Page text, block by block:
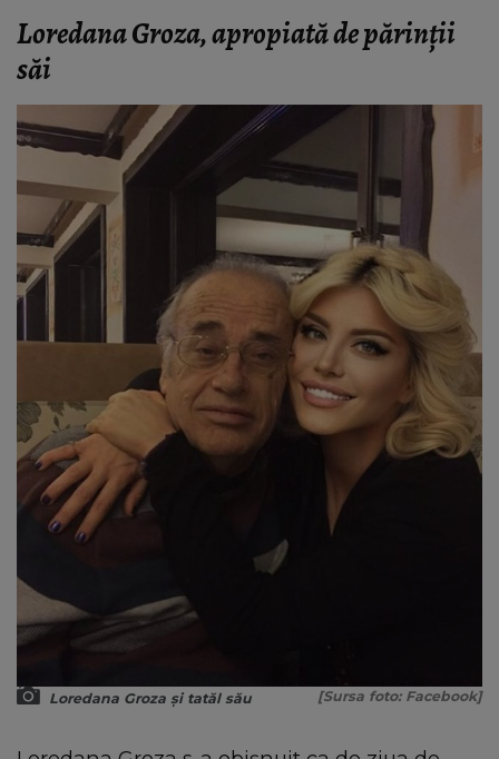
Loredana Groza, apropiată de părinții
săi
Loredana Groza și tatăl său [Sursa foto: Facebook]